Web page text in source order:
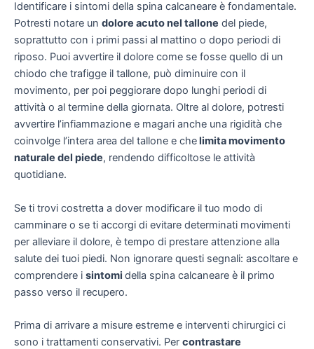
Identificare i sintomi della spina calcaneare è fondamentale.
Potresti notare un dolore acuto nel tallone del piede,
soprattutto con i primi passi al mattino o dopo periodi di
riposo. Puoi avvertire il dolore come se fosse quello di un
chiodo che trafigge il tallone, può diminuire con il
movimento, per poi peggiorare dopo lunghi periodi di
attività o al termine della giornata. Oltre al dolore, potresti
avvertire l’infiammazione e magari anche una rigidità che
coinvolge l’intera area del tallone e che limita movimento
naturale del piede, rendendo difficoltose le attività
quotidiane.
Se ti trovi costretta a dover modificare il tuo modo di
camminare o se ti accorgi di evitare determinati movimenti
per alleviare il dolore, è tempo di prestare attenzione alla
salute dei tuoi piedi. Non ignorare questi segnali: ascoltare e
comprendere i sintomi della spina calcaneare è il primo
passo verso il recupero.
Prima di arrivare a misure estreme e interventi chirurgici ci
sono i trattamenti conservativi. Per contrastare